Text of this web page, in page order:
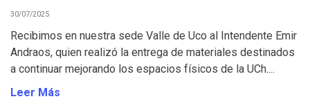
30/07/2025
Recibimos en nuestra sede Valle de Uco al Intendente Emir
Andraos, quien realizó la entrega de materiales destinados
a continuar mejorando los espacios físicos de la UCh....
Leer Más